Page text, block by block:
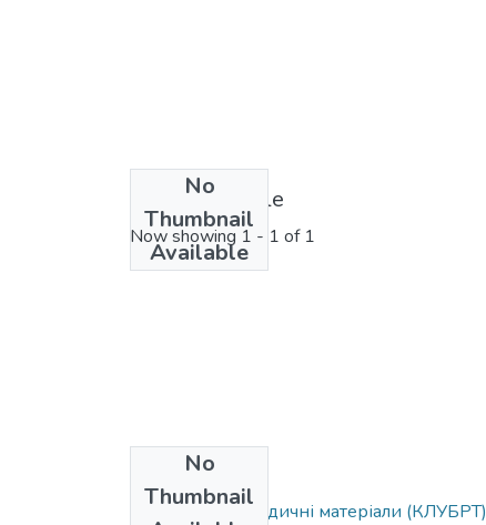
No
Thumbnail
Available
License bundle
Now showing 1 - 1 of 1
No
Thumbnail
Collections
Навчально-методичні матеріали (КЛУБРТ)